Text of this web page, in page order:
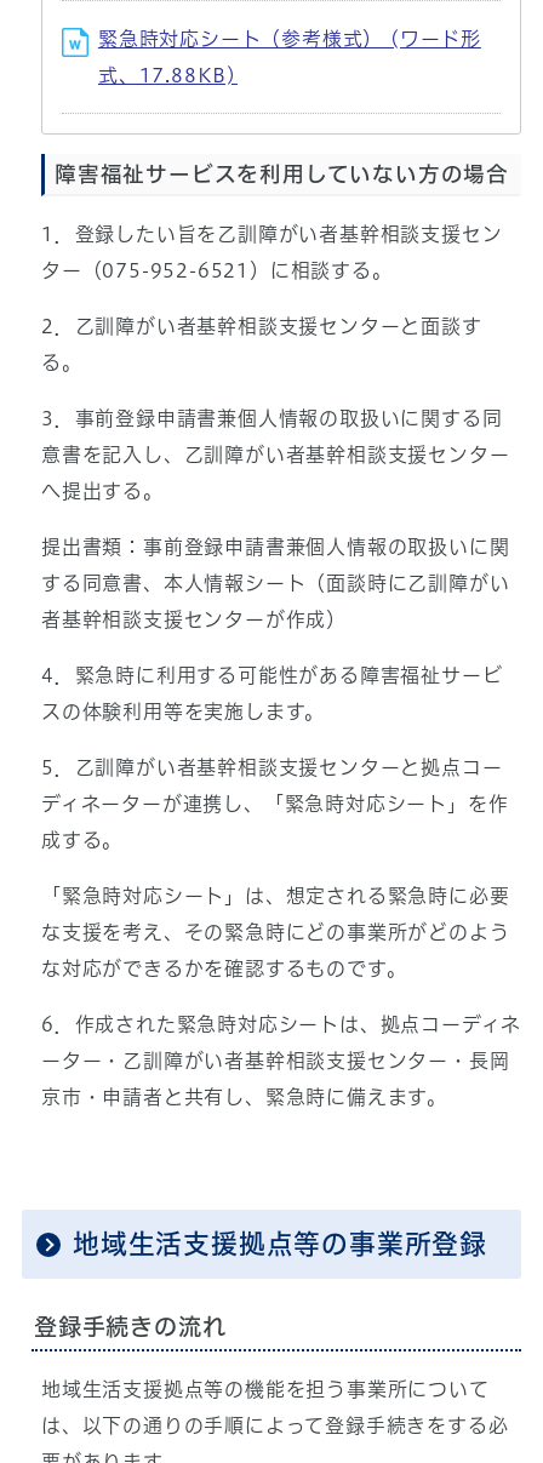
緊急時対応シート（参考様式） (ワード形
式、17.88KB)
障害福祉サービスを利用していない方の場合
1．登録したい旨を乙訓障がい者基幹相談支援セン
ター（075-952-6521）に相談する。
2．乙訓障がい者基幹相談支援センターと面談す
る。
3．事前登録申請書兼個人情報の取扱いに関する同
意書を記入し、乙訓障がい者基幹相談支援センター
へ提出する。
提出書類：事前登録申請書兼個人情報の取扱いに関
する同意書、本人情報シート（面談時に乙訓障がい
者基幹相談支援センターが作成）
4．緊急時に利用する可能性がある障害福祉サービ
スの体験利用等を実施します。
5．乙訓障がい者基幹相談支援センターと拠点コー
ディネーターが連携し、「緊急時対応シート」を作
成する。
「緊急時対応シート」は、想定される緊急時に必要
な支援を考え、その緊急時にどの事業所がどのよう
な対応ができるかを確認するものです。
6．作成された緊急時対応シートは、拠点コーディネ
ーター・乙訓障がい者基幹相談支援センター・長岡
京市・申請者と共有し、緊急時に備えます。
地域生活支援拠点等の事業所登録
登録手続きの流れ
地域生活支援拠点等の機能を担う事業所について
は、以下の通りの手順によって登録手続きをする必